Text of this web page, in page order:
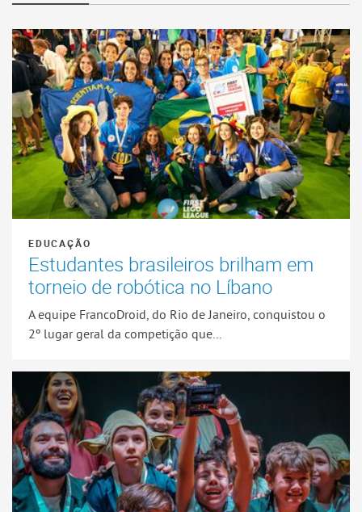
EDUCAÇÃO
Estudantes brasileiros brilham em
torneio de robótica no Líbano
A equipe FrancoDroid, do Rio de Janeiro, conquistou o
2º lugar geral da competição que...